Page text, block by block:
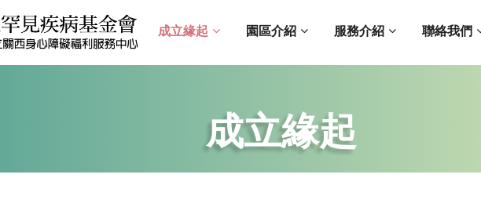
成立緣起 園區介紹 服務介紹 聯絡我們
成立緣起